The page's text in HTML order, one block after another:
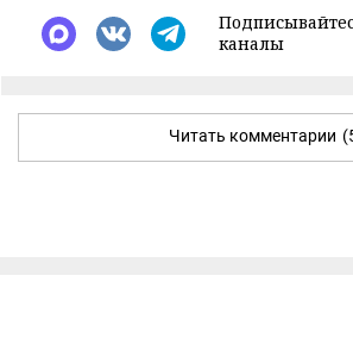
каналы
Читать комментарии